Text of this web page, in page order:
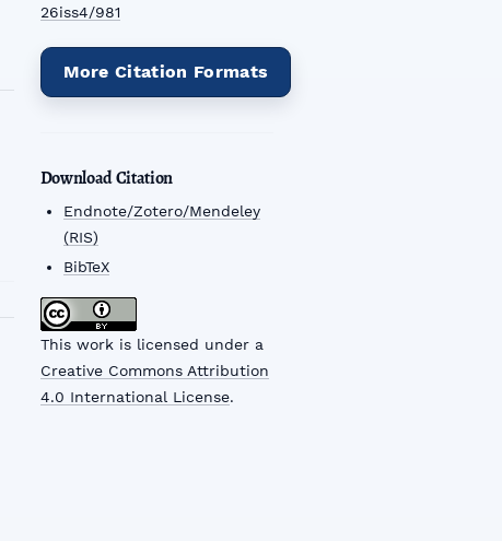
26iss4/981
More Citation Formats
Download Citation
Endnote/Zotero/Mendeley
(RIS)
BibTeX
This work is licensed under a
Creative Commons Attribution
4.0 International License.